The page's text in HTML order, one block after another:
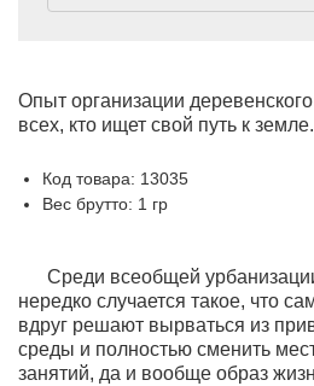
Опыт организации
всех, кто ищет свой путь к земле.
Код товара: 13035
Вес брутто: 1 гр
Среди всеобщей
нередко случается такое, что
вдруг решают вырваться из
среды и полностью сменить
занятий, да и вообще образ